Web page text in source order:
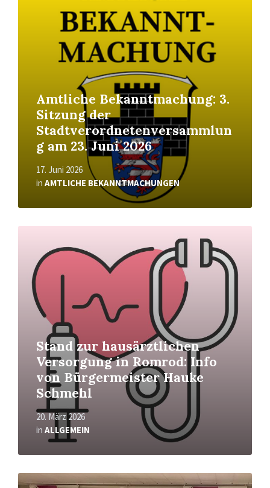
Amtliche Bekanntmachung: 3.
Sitzung der
Stadtverordnetenversammlun
g am 23. Juni 2026
17. Juni 2026
in AMTLICHE BEKANNTMACHUNGEN
Stand zur hausärztlichen
Versorgung in Romrod: Info
von Bürgermeister Hauke
Schmehl
20. März 2026
in ALLGEMEIN
Read
Read